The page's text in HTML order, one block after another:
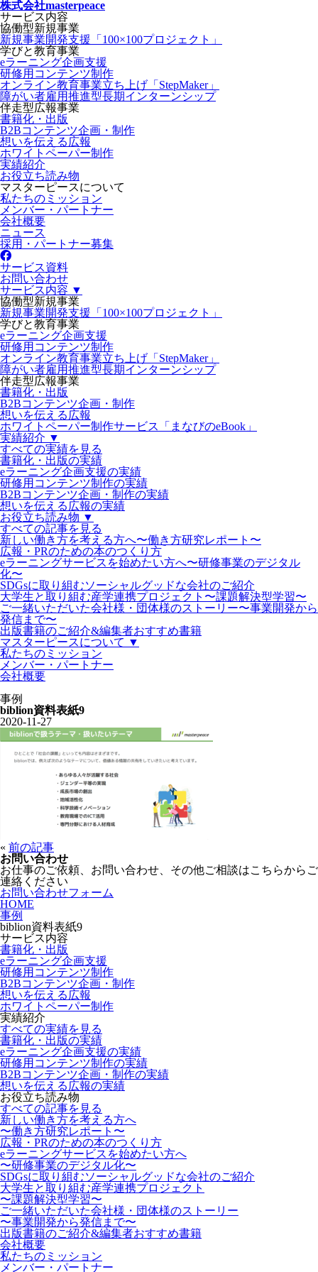
株式会社masterpeace
サービス内容
協働型新規事業
新規事業開発支援「100×100プロジェクト」
学びと教育事業
eラーニング企画支援
研修用コンテンツ制作
オンライン教育事業立ち上げ「StepMaker」
障がい者雇用推進型長期インターンシップ
伴走型広報事業
書籍化・出版
B2Bコンテンツ企画・制作
想いを伝える広報
ホワイトペーパー制作
実績紹介
お役立ち読み物
マスターピースについて
私たちのミッション
メンバー・パートナー
会社概要
ニュース
採用・パートナー募集
サービス資料
お問い合わせ
サービス内容 ▼
協働型新規事業
新規事業開発支援「100×100プロジェクト」
学びと教育事業
eラーニング企画支援
研修用コンテンツ制作
オンライン教育事業立ち上げ「StepMaker」
障がい者雇用推進型長期インターンシップ
伴走型広報事業
書籍化・出版
B2Bコンテンツ企画・制作
想いを伝える広報
ホワイトペーパー制作サービス「まなびのeBook」
実績紹介 ▼
すべての実績を見る
書籍化・出版の実績
eラーニング企画支援の実績
研修用コンテンツ制作の実績
B2Bコンテンツ企画・制作の実績
想いを伝える広報の実績
お役立ち読み物 ▼
すべての記事を見る
新しい働き方を考える方へ〜働き方研究レポート〜
広報・PRのための本のつくり方
eラーニングサービスを始めたい方へ〜研修事業のデジタル
化〜
SDGsに取り組むソーシャルグッドな会社のご紹介
大学生と取り組む産学連携プロジェクト〜課題解決型学習〜
ご一緒いただいた会社様・団体様のストーリー〜事業開発から
発信まで〜
出版書籍のご紹介&編集者おすすめ書籍
マスターピースについて ▼
私たちのミッション
メンバー・パートナー
会社概要
事例
biblion資料表紙9
2020-11-27
« 前の記事
お問い合わせ
お仕事のご依頼、お問い合わせ、その他ご相談はこちらからご
連絡ください
お問い合わせフォーム
HOME
事例
biblion資料表紙9
サービス内容
書籍化・出版
eラーニング企画支援
研修用コンテンツ制作
B2Bコンテンツ企画・制作
想いを伝える広報
ホワイトペーパー制作
実績紹介
すべての実績を見る
書籍化・出版の実績
eラーニング企画支援の実績
研修用コンテンツ制作の実績
B2Bコンテンツ企画・制作の実績
想いを伝える広報の実績
お役立ち読み物
すべての記事を見る
新しい働き方を考える方へ
〜働き方研究レポート〜
広報・PRのための本のつくり方
eラーニングサービスを始めたい方へ
〜研修事業のデジタル化〜
SDGsに取り組むソーシャルグッドな会社のご紹介
大学生と取り組む産学連携プロジェクト
〜課題解決型学習〜
ご一緒いただいた会社様・団体様のストーリー
〜事業開発から発信まで〜
出版書籍のご紹介&編集者おすすめ書籍
会社概要
私たちのミッション
メンバー・パートナー